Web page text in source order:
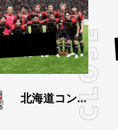
北海道コンサ
ドーレ札幌